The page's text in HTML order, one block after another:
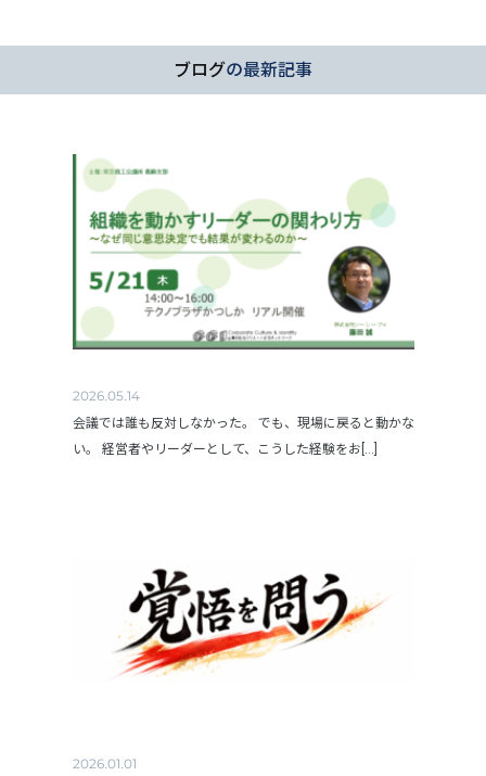
ブログの最新記事
2026.05.14
会議では誰も反対しなかった。 でも、現場に戻ると動かな
い。 経営者やリーダーとして、こうした経験をお[...]
2026.01.01